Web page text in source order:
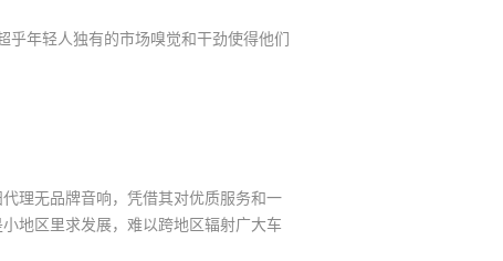
年轻人独有的市场嗅觉和干劲使得他们
理无品牌音响，凭借其对优质服务和一
地区里求发展，难以跨地区辐射广大车